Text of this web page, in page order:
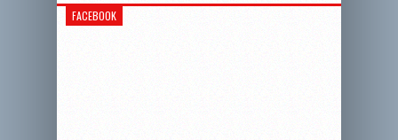
FACEBOOK